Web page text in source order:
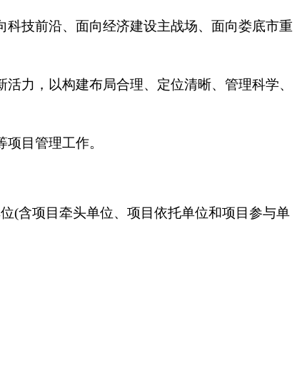
技前沿、面向经济建设主战场、面向娄底市重
力，以构建布局合理、定位清晰、管理科学、
目管理工作。
(含项目牵头单位、项目依托单位和项目参与单